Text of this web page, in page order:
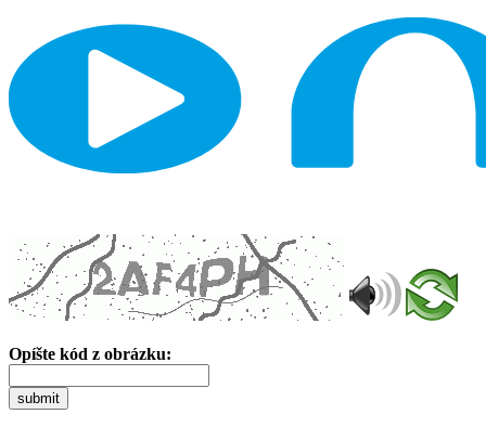
Opíšte kód z obrázku:
submit